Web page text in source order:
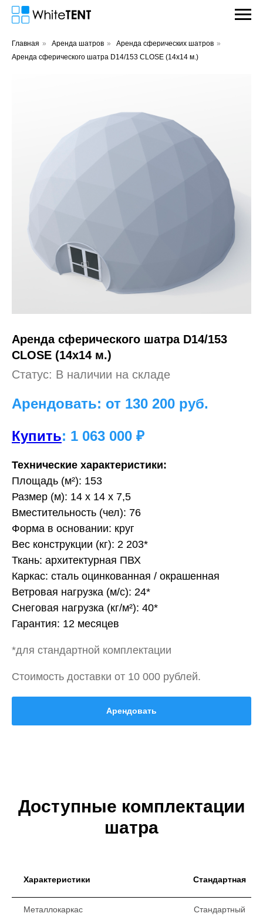
Главная » Аренда шатров » Аренда сферических шатров »
Аренда сферического шатра D14/153 CLOSE (14х14 м.)
Аренда сферического шатра D14/153
CLOSE (14х14 м.)
Статус: В наличии на складе
Арендовать: от 130 200 руб.
Купить: 1 063 000 ₽
Технические характеристики:
Площадь (м²): 153
Размер (м): 14 х 14 х 7,5
Вместительность (чел): 76
Форма в основании: круг
Вес конструкции (кг): 2 203*
Ткань: архитектурная ПВХ
Каркас: сталь оцинкованная / окрашенная
Ветровая нагрузка (м/с): 24*
Снеговая нагрузка (кг/м²): 40*
Гарантия: 12 месяцев
*для стандартной комплектации
Стоимость доставки от 10 000 рублей.
Арендовать
Доступные комплектации
шатра
Характеристики Стандартная
Металлокаркас Стандартный